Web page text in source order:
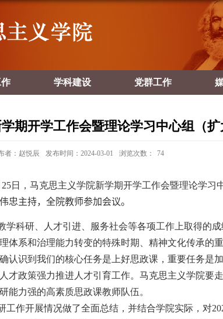
学科建设 党群工作
期开学工作会暨理论学习中心组（
者：赵悦辰 发布时间：2024-03-01 浏览次数： 74
25日，马克思主义学院新学期开学工作会暨理论学
忠主持，全院教师参加会议。
科研、人才引进、服务社会等各项工作上取得的
体系和治理能力转变的特殊时期、精神文化传承的
认识到我们的核心任务是上好思政课，重要任务是
才政策强力推进人才引育工作。马克思主义学院要
能力强的高素质思政课教师队伍。
工作开展情况做了全面总结，并结合学院实际，对